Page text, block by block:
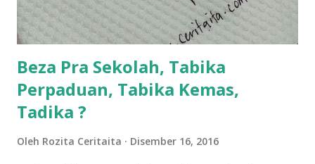
kalau ikut anak-anak semua nak ummi pimpin... ajer rebeh
ba...
Beza Pra Sekolah, Tabika
Perpaduan, Tabika Kemas,
Tadika ?
Oleh Rozita Ceritaita Disember 16, 2016